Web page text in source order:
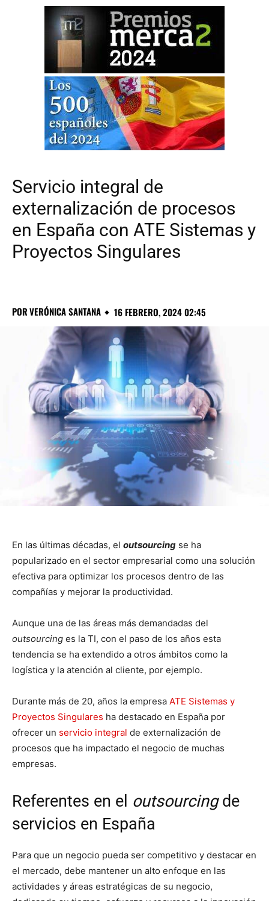
Servicio integral de
externalización de procesos
en España con ATE Sistemas y
Proyectos Singulares
PORVERÓNICA SANTANA 16 FEBRERO, 2024 02:45
En las últimas décadas, el outsourcing se ha
popularizado en el sector empresarial como una solución
efectiva para optimizar los procesos dentro de las
compañías y mejorar la productividad.
Aunque una de las áreas más demandadas del
outsourcing es la TI, con el paso de los años esta
tendencia se ha extendido a otros ámbitos como la
logística y la atención al cliente, por ejemplo.
Durante más de 20, años la empresa ATE Sistemas y
Proyectos Singulares ha destacado en España por
ofrecer un servicio integral de externalización de
procesos que ha impactado el negocio de muchas
empresas.
Referentes en el outsourcingde
servicios en España
Para que un negocio pueda ser competitivo y destacar en
el mercado, debe mantener un alto enfoque en las
actividades y áreas estratégicas de su negocio,